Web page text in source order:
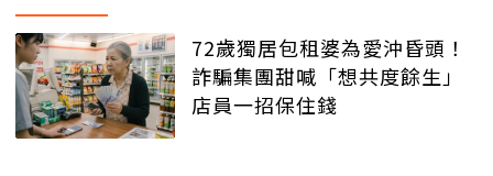
72歲獨居包租婆為愛沖昏頭！
詐騙集團甜喊「想共度餘生」
店員一招保住錢